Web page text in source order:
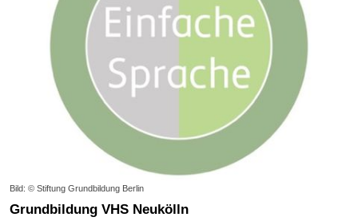
Bild: © Stiftung Grundbildung Berlin
Grundbildung VHS Neukölln